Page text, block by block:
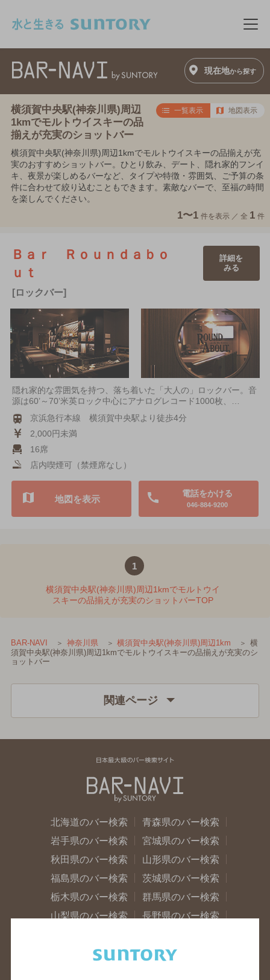
メ
現在地から探す
横須賀中央駅(神奈川県)周辺
1kmでモルトウイスキーの品
揃えが充実のショットバー
一覧表示 地図表示
横須賀中央駅(神奈川県)周辺1kmでモルトウイスキーの品揃えが充
実のおすすめショットバー。ひとり飲み、デート、隠れ家的フンイ
キ、夜景が楽しめるバーなど、タイプや特徴・雰囲気、ご予算の条
件に合わせて絞り込むこともできます。素敵なバーで、至福の時間
を楽しんでください。
1〜1 件を表示 ／ 全 1 件
Ｂａｒ Ｒｏｕｎｄａｂｏ
ｕｔ
[ロックバー]
詳細を
みる
隠れ家的な雰囲気を持つ、落ち着いた「大人の」ロックバー。音
源は60’～70’米英ロック中心にアナログレコード1000枚、…
京浜急行本線 横須賀中央駅より徒歩4分
2,000円未満
16席
店内喫煙可（禁煙席なし）
電話をかける
046-884-9200
地図を表示
1
横須賀中央駅(神奈川県)周辺1kmでモルトウイ
スキーの品揃えが充実のショットバーTOP
BAR-NAVI 神奈川県 横須賀中央駅(神奈川県)周辺1km
横
須賀中央駅(神奈川県)周辺1kmでモルトウイスキーの品揃えが充実のシ
ョットバー
関連ページ
北海道のバー検索
青森県のバー検索
岩手県のバー検索
宮城県のバー検索
秋田県のバー検索
山形県のバー検索
福島県のバー検索
茨城県のバー検索
栃木県のバー検索
群馬県のバー検索
山梨県のバー検索
長野県のバー検索
神奈川県のバー検索
千葉県のバー検索